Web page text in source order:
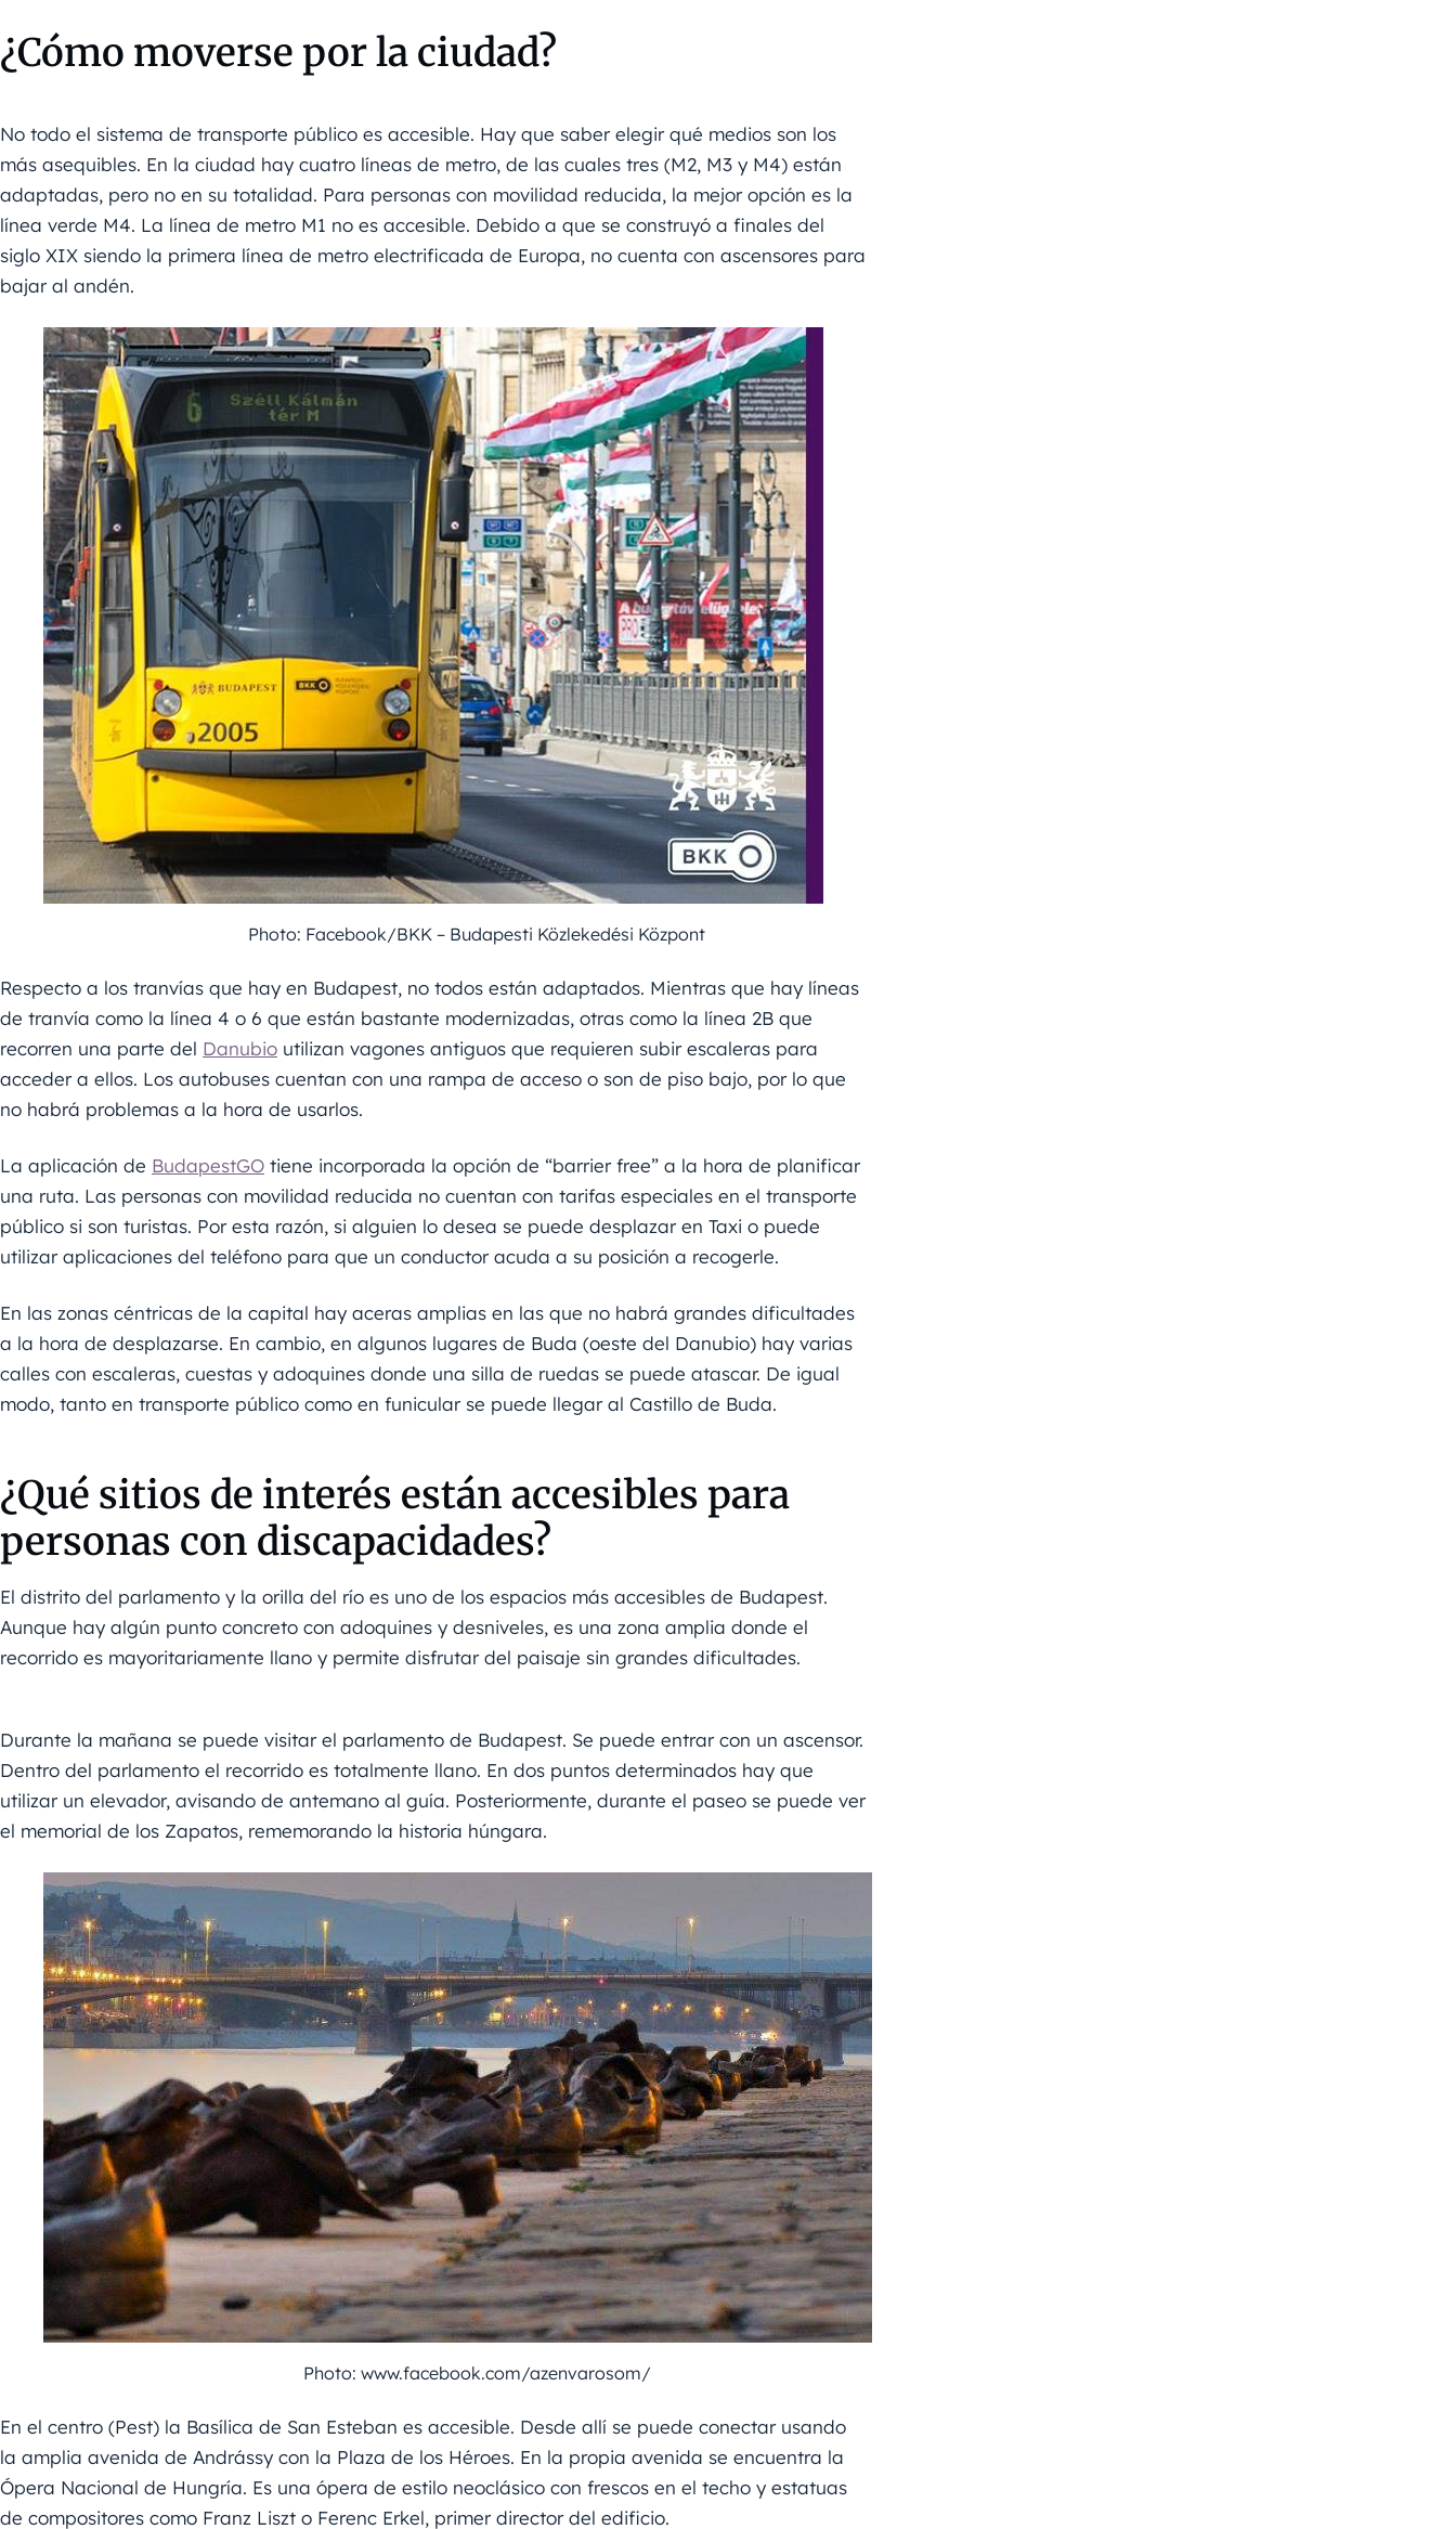
¿Cómo moverse por la ciudad?
No todo el sistema de transporte público es accesible. Hay que saber elegir qué medios son los
más asequibles. En la ciudad hay cuatro líneas de metro, de las cuales tres (M2, M3 y M4) están
adaptadas, pero no en su totalidad. Para personas con movilidad reducida, la mejor opción es la
línea verde M4. La línea de metro M1 no es accesible. Debido a que se construyó a finales del
siglo XIX siendo la primera línea de metro electrificada de Europa, no cuenta con ascensores para
bajar al andén.
Photo: Facebook/BKK – Budapesti Közlekedési Központ
Respecto a los tranvías que hay en Budapest, no todos están adaptados. Mientras que hay líneas
de tranvía como la línea 4 o 6 que están bastante modernizadas, otras como la línea 2B que
recorren una parte del Danubio utilizan vagones antiguos que requieren subir escaleras para
acceder a ellos. Los autobuses cuentan con una rampa de acceso o son de piso bajo, por lo que
no habrá problemas a la hora de usarlos.
La aplicación de BudapestGO tiene incorporada la opción de “barrier free” a la hora de planificar
una ruta. Las personas con movilidad reducida no cuentan con tarifas especiales en el transporte
público si son turistas. Por esta razón, si alguien lo desea se puede desplazar en Taxi o puede
utilizar aplicaciones del teléfono para que un conductor acuda a su posición a recogerle.
En las zonas céntricas de la capital hay aceras amplias en las que no habrá grandes dificultades
a la hora de desplazarse. En cambio, en algunos lugares de Buda (oeste del Danubio) hay varias
calles con escaleras, cuestas y adoquines donde una silla de ruedas se puede atascar. De igual
modo, tanto en transporte público como en funicular se puede llegar al Castillo de Buda.
¿Qué sitios de interés están accesibles para
personas con discapacidades?
El distrito del parlamento y la orilla del río es uno de los espacios más accesibles de Budapest.
Aunque hay algún punto concreto con adoquines y desniveles, es una zona amplia donde el
recorrido es mayoritariamente llano y permite disfrutar del paisaje sin grandes dificultades.
Durante la mañana se puede visitar el parlamento de Budapest. Se puede entrar con un ascensor.
Dentro del parlamento el recorrido es totalmente llano. En dos puntos determinados hay que
utilizar un elevador, avisando de antemano al guía. Posteriormente, durante el paseo se puede ver
el memorial de los Zapatos, rememorando la historia húngara.
Photo: www.facebook.com/azenvarosom/
En el centro (Pest) la Basílica de San Esteban es accesible. Desde allí se puede conectar usando
la amplia avenida de Andrássy con la Plaza de los Héroes. En la propia avenida se encuentra la
Ópera Nacional de Hungría. Es una ópera de estilo neoclásico con frescos en el techo y estatuas
de compositores como Franz Liszt o Ferenc Erkel, primer director del edificio.